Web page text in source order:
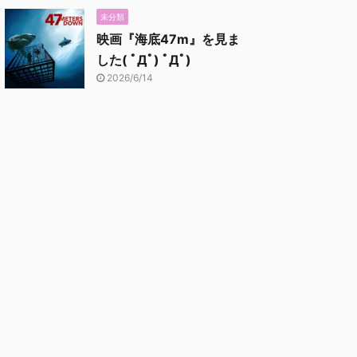
未分類
映画『海底47m』を見ま
した( ﾟДﾟ) ﾟДﾟ)
2026/6/14